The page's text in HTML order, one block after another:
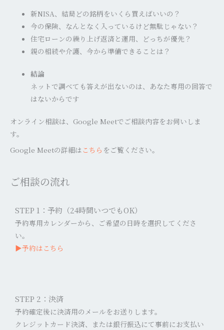
新NISA、結局どの銘柄をいくら買えばいいの？
今の保険、なんとなく入っているけど無駄じゃない？
住宅ローンの繰り上げ返済と運用、どっちが優先？
親の相続や介護、今から準備できることは？
結論
ネットで調べても答えが出ないのは、あなた専用の回答で
はないからです
オンライン相談は、Google Meetでご相談内容をお伺いしま
す。
Google Meetの詳細は こちら をご覧ください。
ご相談の流れ
STEP 1：予約（24時間いつでもOK）
予約専用カレンダーから、ご希望の日時を選択してくださ
い。
▶︎予約はこちら
STEP 2：決済
予約確定後に決済用のメールをお送りします。
クレジットカード決済、または銀行振込にて事前にお支払い